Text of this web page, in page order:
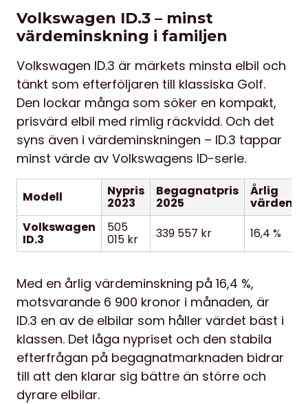
Volkswagen ID.3 – minst
värdeminskning i familjen
Volkswagen ID.3 är märkets minsta elbil och
tänkt som efterföljaren till klassiska Golf.
Den lockar många som söker en kompakt,
prisvärd elbil med rimlig räckvidd. Och det
syns även i värdeminskningen – ID.3 tappar
minst värde av Volkswagens ID-serie.
Modell Nypris
2023
Begagnatpris
2025
Årlig
Volkswagen
ID.3
505
015 kr 339 557 kr 16,4 %
Med en årlig värdeminskning på 16,4 %,
motsvarande 6 900 kronor i månaden, är
ID.3 en av de elbilar som håller värdet bäst i
klassen. Det låga nypriset och den stabila
efterfrågan på begagnatmarknaden bidrar
till att den klarar sig bättre än större och
dyrare elbilar.